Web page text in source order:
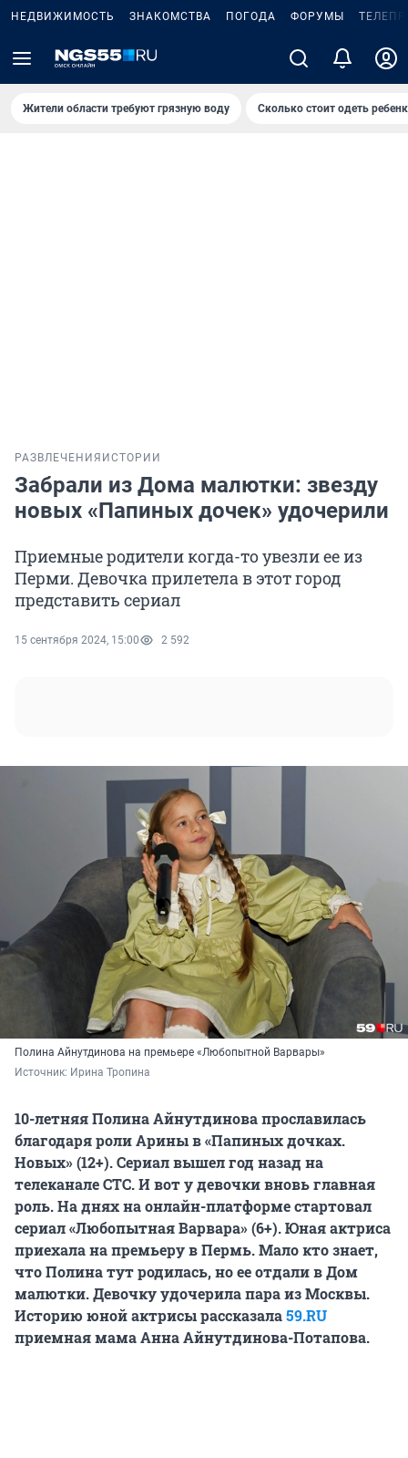
НЕДВИЖИМОСТЬ ЗНАКОМСТВА ПОГОДА ФОРУМЫ
Жители области требуют грязную воду Сколько стоит одеть
РАЗВЛЕЧЕНИЯ ИСТОРИИ
Забрали из Дома малютки: звезду
новых «Папиных дочек» удочерили
Приемные родители когда-то увезли ее из
Перми. Девочка прилетела в этот город
представить сериал
15 сентября 2024, 15:00 2 592
Полина Айнутдинова на премьере «Любопытной Варвары»
Источник: Ирина Тропина
10-летняя Полина Айнутдинова прославилась
благодаря роли Арины в «Папиных дочках.
Новых» (12+). Сериал вышел год назад на
телеканале СТС. И вот у девочки вновь главная
роль. На днях на онлайн-платформе стартовал
сериал «Любопытная Варвара» (6+). Юная актриса
приехала на премьеру в Пермь. Мало кто знает,
что Полина тут родилась, но ее отдали в Дом
малютки. Девочку удочерила пара из Москвы.
Историю юной актрисы рассказала59.RU
приемная мама Анна Айнутдинова-Потапова.